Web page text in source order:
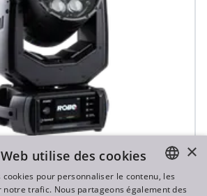
Arianne 2™
ENGLISH
×
utilise des cookies
cookies pour personnaliser le contenu, les
notre trafic. Nous partageons également des